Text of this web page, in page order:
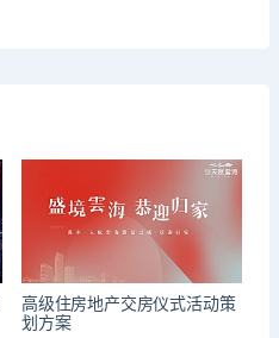
高级住房地产交房仪式活动策
划方案